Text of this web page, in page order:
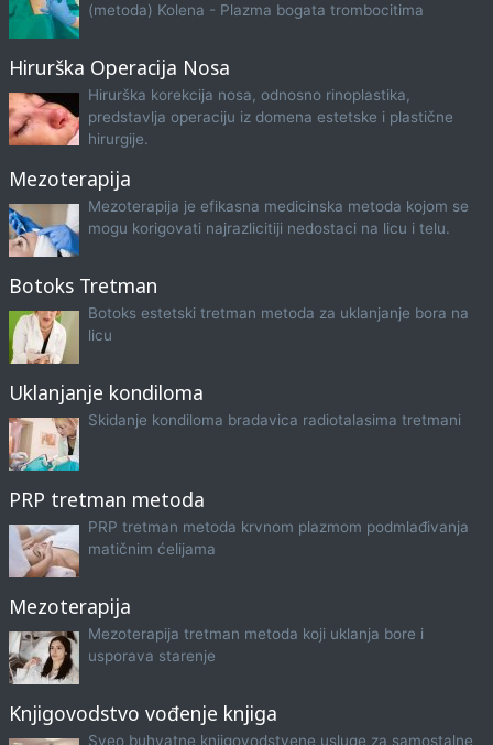
(metoda) Kolena - Plazma bogata trombocitima
Hirurška Operacija Nosa
Hirurška korekcija nosa, odnosno rinoplastika,
predstavlja operaciju iz domena estetske i plastične
hirurgije.
Mezoterapija
Mezoterapija je efikasna medicinska metoda kojom se
mogu korigovati najrazlicitiji nedostaci na licu i telu.
Botoks Tretman
Botoks estetski tretman metoda za uklanjanje bora na
licu
Uklanjanje kondiloma
Skidanje kondiloma bradavica radiotalasima tretmani
PRP tretman metoda
PRP tretman metoda krvnom plazmom podmlađivanja
matičnim ćelijama
Mezoterapija
Mezoterapija tretman metoda koji uklanja bore i
usporava starenje
Knjigovodstvo vođenje knjiga
Sveo buhvatne knjigovodstvene usluge za samostalne